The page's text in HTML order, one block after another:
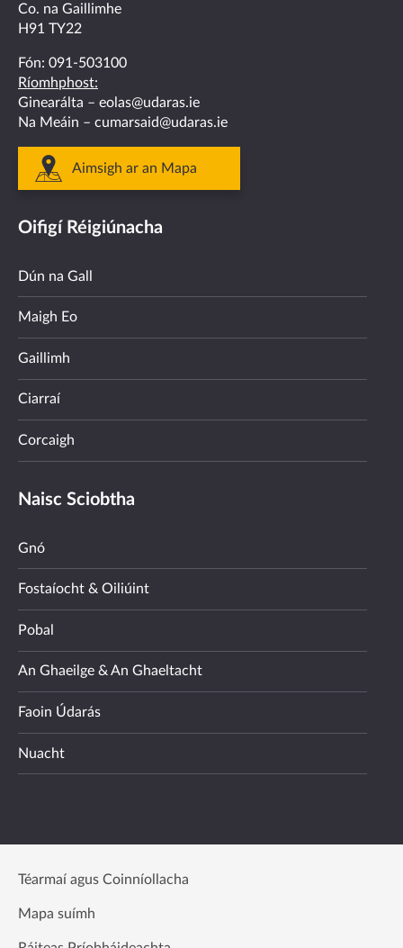
Co. na Gaillimhe
H91 TY22
Fón: 091-503100
Ríomhphost:
Ginearálta – eolas@udaras.ie
Na Meáin – cumarsaid@udaras.ie
Aimsigh ar an Mapa
Oifigí Réigiúnacha
Dún na Gall
Maigh Eo
Gaillimh
Ciarraí
Corcaigh
Naisc Sciobtha
Gnó
Fostaíocht & Oiliúint
Pobal
An Ghaeilge & An Ghaeltacht
Faoin Údarás
Nuacht
Téarmaí agus Coinníollacha
Mapa suímh